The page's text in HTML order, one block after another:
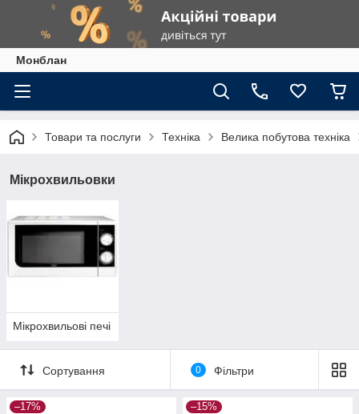
Монблан
Товари та послуги Техніка Велика побутова техніка
Мікрохвильовки
Мікрохвильові печі
Сортування 0 Фільтри
–17% –15%